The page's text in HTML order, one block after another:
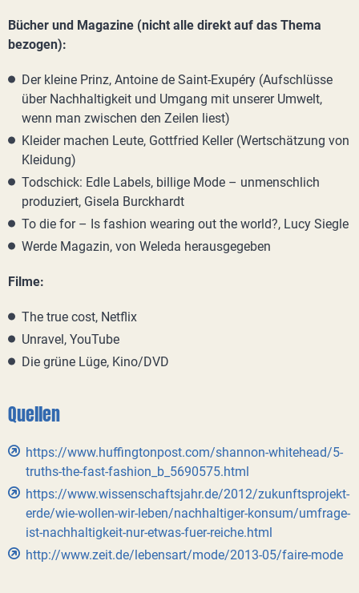
Bücher und Magazine (nicht alle direkt auf das Thema
bezogen):
Der kleine Prinz, Antoine de Saint-Exupéry (Aufschlüsse
über Nachhaltigkeit und Umgang mit unserer Umwelt,
wenn man zwischen den Zeilen liest)
Kleider machen Leute, Gottfried Keller (Wertschätzung von
Kleidung)
Todschick: Edle Labels, billige Mode – unmenschlich
produziert, Gisela Burckhardt
To die for – Is fashion wearing out the world?, Lucy Siegle
Werde Magazin, von Weleda herausgegeben
Filme:
The true cost, Netflix
Unravel, YouTube
Die grüne Lüge, Kino/DVD
Quellen
https://www.huffingtonpost.com/shannon-whitehead/5-
truths-the-fast-fashion_b_5690575.html
https://www.wissenschaftsjahr.de/2012/zukunftsprojekt-
erde/wie-wollen-wir-leben/nachhaltiger-konsum/umfrage-
ist-nachhaltigkeit-nur-etwas-fuer-reiche.html
http://www.zeit.de/lebensart/mode/2013-05/faire-mode